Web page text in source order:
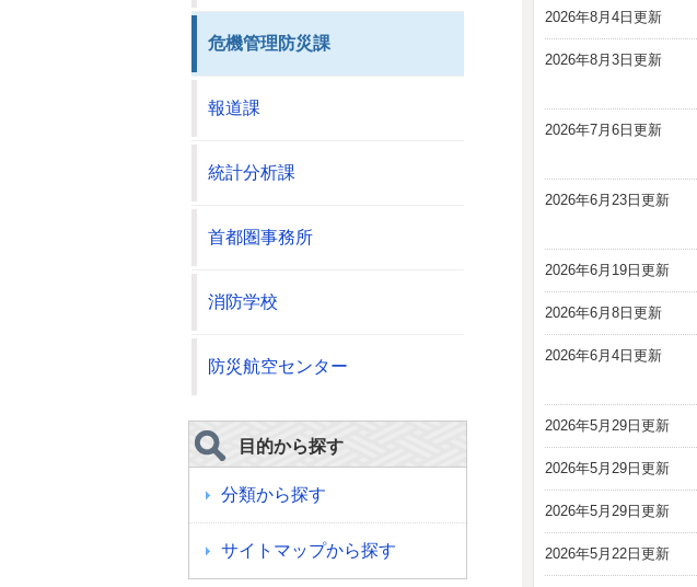
2026年8月4日更新
2026年8月3日更新
2026年7月6日更新
2026年6月23日更新
2026年6月19日更新
2026年6月8日更新
2026年6月4日更新
2026年5月29日更新
2026年5月29日更新
2026年5月29日更新
2026年5月22日更新
危機管理防災課
報道課
統計分析課
首都圏事務所
消防学校
防災航空センター
目的から探す
分類から探す
サイトマップから探す